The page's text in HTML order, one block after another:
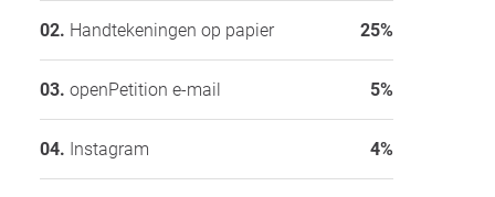
Handtekeningen op papier 25%
openPetition e-mail 5%
Instagram 4%